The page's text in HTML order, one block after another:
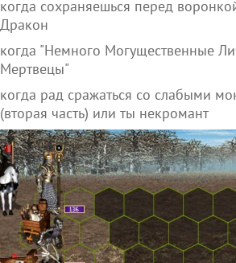
когда сохраняешься перед
Дракон
когда "Немного Могущественные
Мертвецы"
когда рад сражаться со слабыми
(вторая часть) или ты некромант